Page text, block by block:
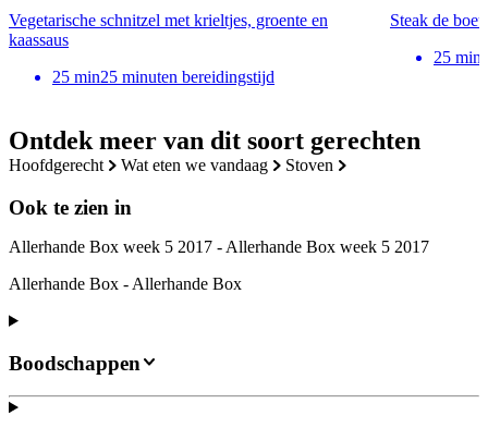
Ontdek meer van dit soort gerechten
hoofdgerecht wat eten we vandaag stoven
Ook te zien in
Allerhande Box week 5 2017 - Allerhande Box week 5 2017
Allerhande Box - Allerhande Box
Vegetarische schnitzel met krieltjes, groente en
kaassaus
25 min25 minuten bereidingstijd
Steak de
25 min
Boodschappen